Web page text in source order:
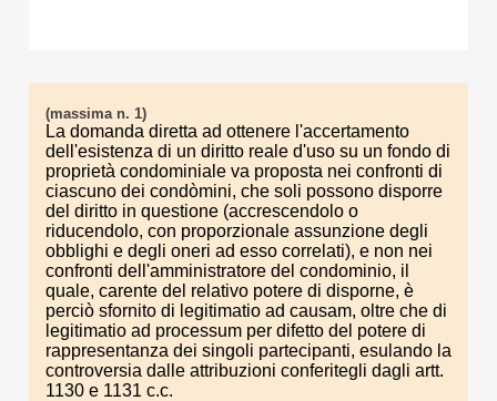
(massima n. 1)
La domanda diretta ad ottenere l'accertamento
dell'esistenza di un diritto reale d'uso su un fondo di
proprietà condominiale va proposta nei confronti di
ciascuno dei condòmini, che soli possono disporre
del diritto in questione (accrescendolo o
riducendolo, con proporzionale assunzione degli
obblighi e degli oneri ad esso correlati), e non nei
confronti dell'amministratore del condominio, il
quale, carente del relativo potere di disporne, è
perciò sfornito di legitimatio ad causam, oltre che di
legitimatio ad processum per difetto del potere di
rappresentanza dei singoli partecipanti, esulando la
controversia dalle attribuzioni conferitegli dagli artt.
1130 e 1131 c.c.